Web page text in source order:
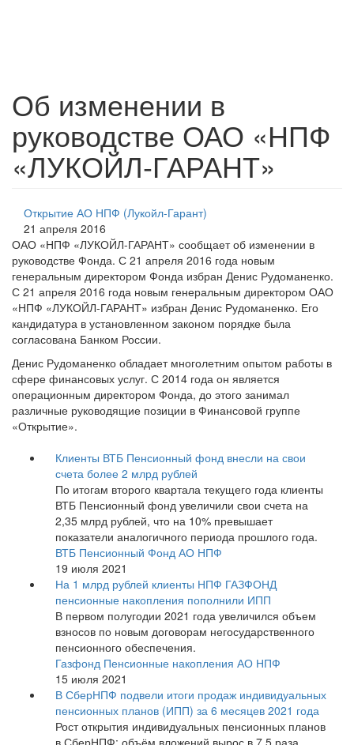
Об изменении в
руководстве ОАО «НПФ
«ЛУКОЙЛ-ГАРАНТ»
Открытие АО НПФ (Лукойл-Гарант)
21 апреля 2016
ОАО «НПФ «ЛУКОЙЛ-ГАРАНТ» сообщает об изменении в
руководстве Фонда. С 21 апреля 2016 года новым
генеральным директором Фонда избран Денис Рудоманенко.
С 21 апреля 2016 года новым генеральным директором ОАО
«НПФ «ЛУКОЙЛ-ГАРАНТ» избран Денис Рудоманенко. Его
кандидатура в установленном законом порядке была
согласована Банком России.
Денис Рудоманенко обладает многолетним опытом работы в
сфере финансовых услуг. С 2014 года он является
операционным директором Фонда, до этого занимал
различные руководящие позиции в Финансовой группе
«Открытие».
Клиенты ВТБ Пенсионный фонд внесли на свои
счета более 2 млрд рублей
По итогам второго квартала текущего года клиенты
ВТБ Пенсионный фонд увеличили свои счета на
2,35 млрд рублей, что на 10% превышает
показатели аналогичного периода прошлого года.
ВТБ Пенсионный Фонд АО НПФ
19 июля 2021
На 1 млрд рублей клиенты НПФ ГАЗФОНД
пенсионные накопления пополнили ИПП
В первом полугодии 2021 года увеличился объем
взносов по новым договорам негосударственного
пенсионного обеспечения.
Газфонд Пенсионные накопления АО НПФ
15 июля 2021
В СберНПФ подвели итоги продаж индивидуальных
пенсионных планов (ИПП) за 6 месяцев 2021 года
Рост открытия индивидуальных пенсионных планов
в СберНПФ: объём вложений вырос в 7,5 раза,